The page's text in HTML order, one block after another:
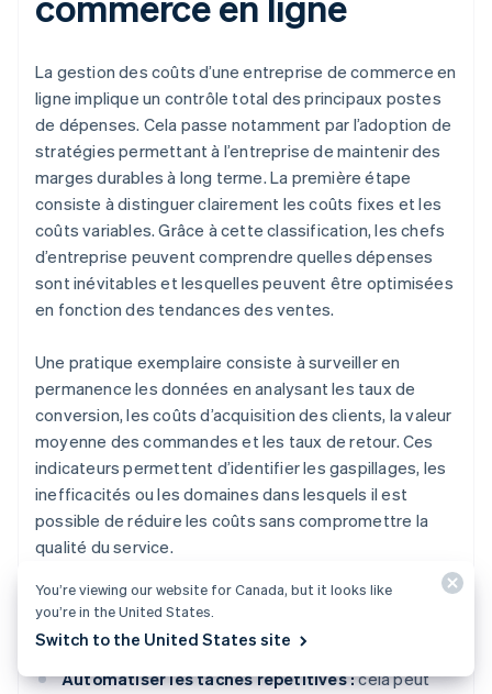
La gestion des coûts d’une entreprise de commerce en
ligne implique un contrôle total des principaux postes
de dépenses. Cela passe notamment par l’adoption de
stratégies permettant à l’entreprise de maintenir des
marges durables à long terme. La première étape
consiste à distinguer clairement les coûts fixes et les
coûts variables. Grâce à cette classification, les chefs
d’entreprise peuvent comprendre quelles dépenses
sont inévitables et lesquelles peuvent être optimisées
en fonction des tendances des ventes.
Une pratique exemplaire consiste à surveiller en
permanence les données en analysant les taux de
conversion, les coûts d’acquisition des clients, la valeur
moyenne des commandes et les taux de retour. Ces
indicateurs permettent d’identifier les gaspillages, les
inefficacités ou les domaines dans lesquels il est
possible de réduire les coûts sans compromettre la
qualité du service.
Voici quelques options pour améliorer la gestion
opérationnelle :
Automatiser les tâches répétitives :cela peut
You’re viewing our website for Canada, but it looks like
you’re in the United States.
Switch to the United States site